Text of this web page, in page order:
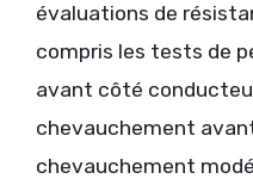
évaluations de
compris les tests de
avant côté
chevauchement
chevauchement